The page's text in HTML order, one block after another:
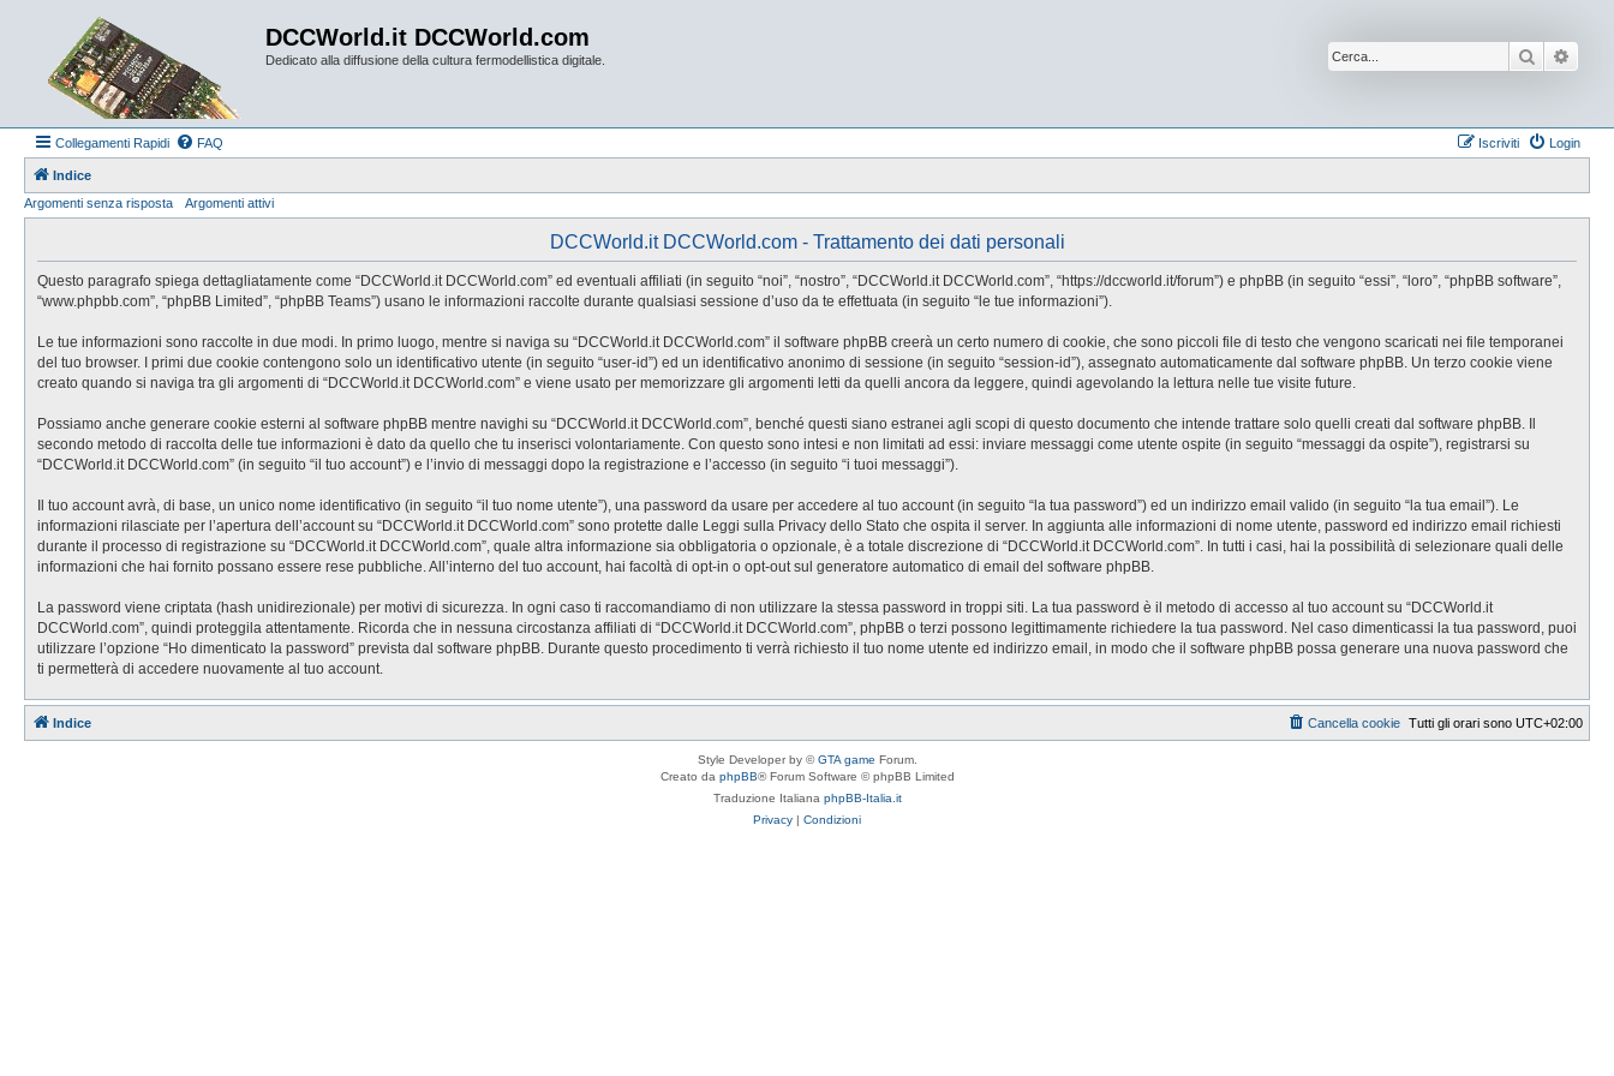
DCCWorld.it DCCWorld.com
Dedicato alla diffusione della cultura fermodellistica digitale. Cerca
Collegamenti Rapidi FAQ Login
Iscriviti
Indice
Argomenti senza risposta
Argomenti attivi
DCCWorld.it DCCWorld.com - Trattamento dei dati personali
Questo paragrafo spiega dettagliatamente come “DCCWorld.it DCCWorld.com” ed eventuali affiliati (in seguito “noi”, “nostro”, “DCCWorld.it DCCWorld.com”, “https://dccworld.it/forum”) e phpBB (in seguito “essi”, “loro”, “phpBB software”,
“www.phpbb.com”, “phpBB Limited”, “phpBB Teams”) usano le informazioni raccolte durante qualsiasi sessione d’uso da te effettuata (in seguito “le tue informazioni”).
Le tue informazioni sono raccolte in due modi. In primo luogo, mentre si naviga su “DCCWorld.it DCCWorld.com” il software phpBB creerà un certo numero di cookie, che sono piccoli file di testo che vengono scaricati nei file temporanei
del tuo browser. I primi due cookie contengono solo un identificativo utente (in seguito “user-id”) ed un identificativo anonimo di sessione (in seguito “session-id”), assegnato automaticamente dal software phpBB. Un terzo cookie viene
creato quando si naviga tra gli argomenti di “DCCWorld.it DCCWorld.com” e viene usato per memorizzare gli argomenti letti da quelli ancora da leggere, quindi agevolando la lettura nelle tue visite future.
Possiamo anche generare cookie esterni al software phpBB mentre navighi su “DCCWorld.it DCCWorld.com”, benché questi siano estranei agli scopi di questo documento che intende trattare solo quelli creati dal software phpBB. Il
secondo metodo di raccolta delle tue informazioni è dato da quello che tu inserisci volontariamente. Con questo sono intesi e non limitati ad essi: inviare messaggi come utente ospite (in seguito “messaggi da ospite”), registrarsi su
“DCCWorld.it DCCWorld.com” (in seguito “il tuo account”) e l’invio di messaggi dopo la registrazione e l’accesso (in seguito “i tuoi messaggi”).
Il tuo account avrà, di base, un unico nome identificativo (in seguito “il tuo nome utente”), una password da usare per accedere al tuo account (in seguito “la tua password”) ed un indirizzo email valido (in seguito “la tua email”). Le
informazioni rilasciate per l’apertura dell’account su “DCCWorld.it DCCWorld.com” sono protette dalle Leggi sulla Privacy dello Stato che ospita il server. In aggiunta alle informazioni di nome utente, password ed indirizzo email richiesti
durante il processo di registrazione su “DCCWorld.it DCCWorld.com”, quale altra informazione sia obbligatoria o opzionale, è a totale discrezione di “DCCWorld.it DCCWorld.com”. In tutti i casi, hai la possibilità di selezionare quali delle
informazioni che hai fornito possano essere rese pubbliche. All’interno del tuo account, hai facoltà di opt-in o opt-out sul generatore automatico di email del software phpBB.
La password viene criptata (hash unidirezionale) per motivi di sicurezza. In ogni caso ti raccomandiamo di non utilizzare la stessa password in troppi siti. La tua password è il metodo di accesso al tuo account su “DCCWorld.it
DCCWorld.com”, quindi proteggila attentamente. Ricorda che in nessuna circostanza affiliati di “DCCWorld.it DCCWorld.com”, phpBB o terzi possono legittimamente richiedere la tua password. Nel caso dimenticassi la tua password, puoi
utilizzare l’opzione “Ho dimenticato la password” prevista dal software phpBB. Durante questo procedimento ti verrà richiesto il tuo nome utente ed indirizzo email, in modo che il software phpBB possa generare una nuova password che
ti permetterà di accedere nuovamente al tuo account.
Indice Tutti gli orari sono UTC+02:00
Cancella cookie
Style Developer by ©GTA game Forum.
Creato da phpBB® Forum Software © phpBB Limited
Traduzione Italiana phpBB-Italia.it
Privacy | Condizioni